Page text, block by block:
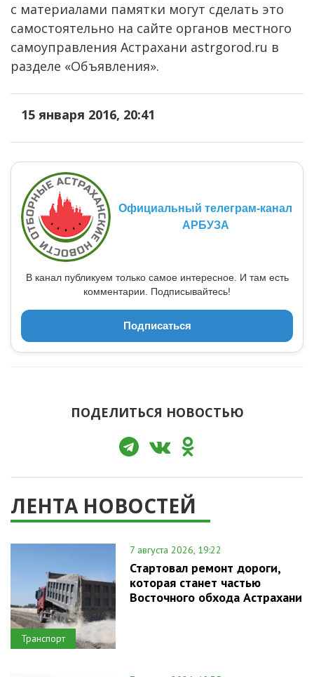
с материалами памятки могут сделать это
самостоятельно на сайте органов местного
самоуправления Астрахани astrgorod.ru в
разделе «Объявления».
15 января 2016, 20:41
Официальный телеграм-канал
АРБУЗА
В канал публикуем только самое интересное. И там есть
комментарии. Подписывайтесь!
Подписаться
ПОДЕЛИТЬСЯ НОВОСТЬЮ
ЛЕНТА НОВОСТЕЙ
Транспорт
7 августа 2026, 19:22
Стартовал ремонт дороги,
которая станет частью
Восточного обхода Астрахани